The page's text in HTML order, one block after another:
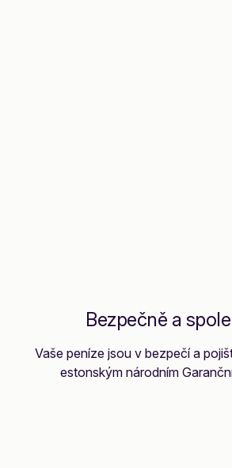
Bezpečně a
Vaše peníze jsou v bezpečí a
estonským národním